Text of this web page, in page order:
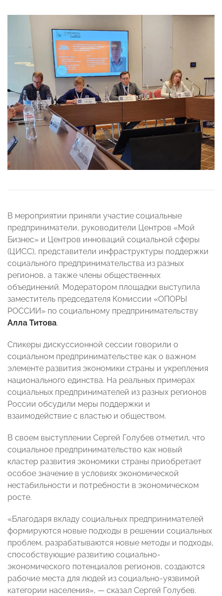
В мероприятии приняли участие социальные
предприниматели, руководители Центров «Мой
Бизнес» и Центров инноваций социальной сферы
(ЦИСС), представители инфраструктуры поддержки
социального предпринимательства из разных
регионов, а также члены общественных
объединений. Модератором площадки выступила
заместитель председателя Комиссии «ОПОРЫ
РОССИИ» по социальному предпринимательству
Алла Титова.
Спикеры дискуссионной сессии говорили о
социальном предпринимательстве как о важном
элементе развития экономики страны и укрепления
национального единства. На реальных примерах
социальных предпринимателей из разных регионов
России обсудили меры поддержки и
взаимодействие с властью и обществом.
В своем выступлении Сергей Голубев отметил, что
социальное предпринимательство как новый
кластер развития экономики страны приобретает
особое значение в условиях экономической
нестабильности и потребности в экономическом
росте.
«Благодаря вкладу социальных предпринимателей
формируются новые подходы в решении социальных
проблем, разрабатываются новые методы и подходы,
способствующие развитию социально-
экономического потенциалов регионов, создаются
рабочие места для людей из социально-уязвимой
категории населения», — сказал Сергей Голубев.